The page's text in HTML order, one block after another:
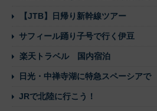
【JTB】日帰り新幹線ツアー
サフィール踊り子号で行く伊豆
楽天トラベル 国内宿泊
日光・中禅寺湖に特急スペーシアで
JRで北陸に行こう！